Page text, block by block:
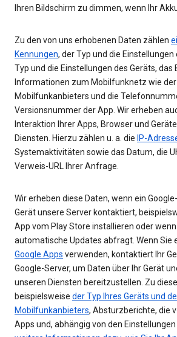
Ihren Bildschirm zu dimmen, wenn Ihr
Zu den von uns erhobenen Daten zählen
Kennungen, der Typ und die
Typ und die Einstellungen des Geräts, das
Informationen zum Mobilfunknetz wie der
Mobilfunkanbieters und die
Versionsnummer der App. Wir erheben
Interaktion Ihrer Apps, Browser und
Diensten. Hierzu zählen u. a. die IP-
Systemaktivitäten sowie das Datum, die
Verweis-URL Ihrer Anfrage.
Wir erheben diese Daten, wenn ein
Gerät unsere Server kontaktiert,
App vom Play Store installieren oder
automatische Updates abfragt. Wenn Sie
Google Apps verwenden, kontaktiert Ihr
Google-Server, um Daten über Ihr Gerät
unseren Diensten bereitzustellen. Zu
beispielsweise der Typ Ihres Geräts und
Mobilfunkanbieters, Absturzberichte, die
Apps und, abhängig von den